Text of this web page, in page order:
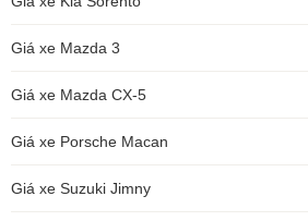
Giá xe Mazda 3
Giá xe Mazda CX-5
Giá xe Porsche Macan
Giá xe Suzuki Jimny